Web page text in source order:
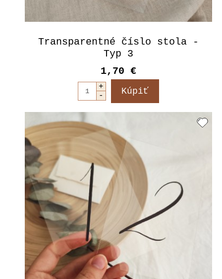
Transparentné číslo stola -
Typ 3
1,70 €